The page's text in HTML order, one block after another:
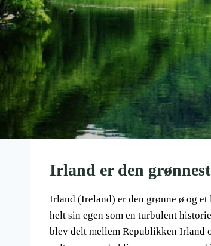
Irland er den
Irland (Ireland) er den grønne ø og
helt sin egen som en turbulent
blev delt mellem Republikken Irland